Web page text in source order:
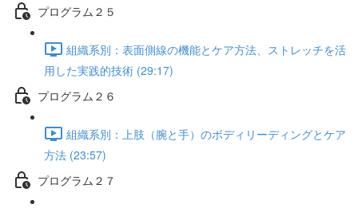
プログラム２５
組織系別：表面側線の機能とケア方法、ストレッチを活
用した実践的技術 (29:17)
プログラム２６
組織系別：上肢（腕と手）のボディリーディングとケア
方法 (23:57)
プログラム２７